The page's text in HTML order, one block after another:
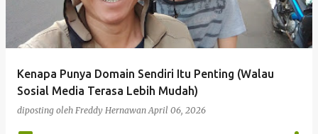
Kenapa Punya Domain Sendiri Itu Penting (Walau
Sosial Media Terasa Lebih Mudah)
diposting oleh Freddy Hernawan April 06, 2026